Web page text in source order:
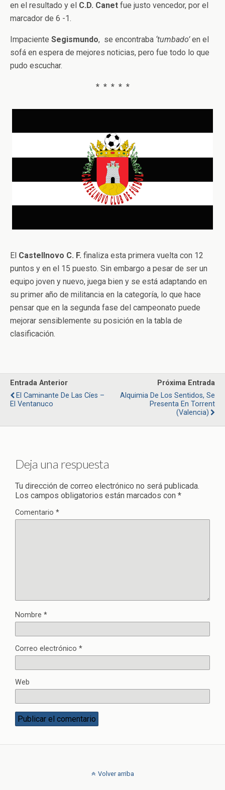
en el resultado y el C.D. Canet fue justo vencedor, por el
marcador de 6 -1.
Impaciente Segismundo, se encontraba ‘tumbado’en el
sofá en espera de mejores noticias, pero fue todo lo que
pudo escuchar.
* * * * *
El Castellnovo C. F. finaliza esta primera vuelta con 12
puntos y en el 15 puesto. Sin embargo a pesar de ser un
equipo joven y nuevo, juega bien y se está adaptando en
su primer año de militancia en la categoría, lo que hace
pensar que en la segunda fase del campeonato puede
mejorar sensiblemente su posición en la tabla de
clasificación.
Entrada Anterior
El Caminante De Las Cíes –
El Ventanuco
Próxima Entrada
Alquimia De Los Sentidos, Se
Presenta En Torrent
(Valencia)
Deja una respuesta
Tu dirección de correo electrónico no será publicada.
Los campos obligatorios están marcados con *
Comentario *
Nombre *
Correo electrónico *
Web
Volver arriba